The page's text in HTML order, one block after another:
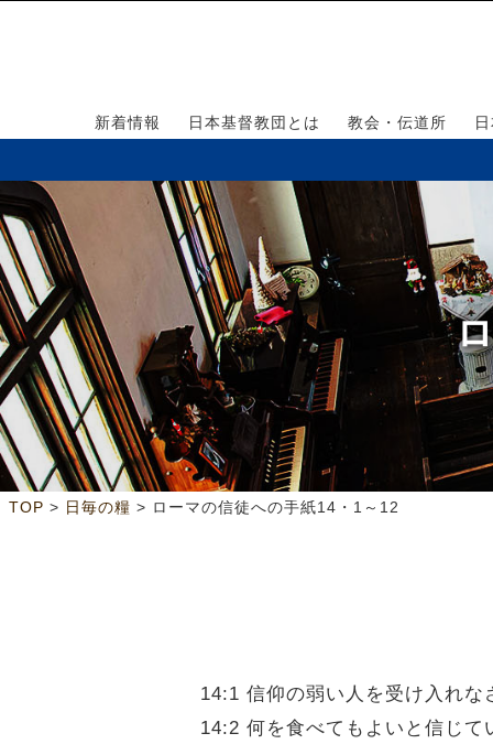
新着情報 日本基督教団とは 教会・伝道所
TOP > 日毎の糧 > ローマの信徒への手紙14・1～12
14:1 信仰の弱い人を受け入れな
14:2 何を食べてもよいと信じて